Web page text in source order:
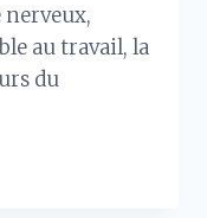
nerveux,
au travail, la
du